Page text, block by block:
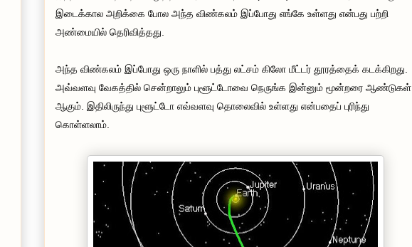
இடைக்கால அறிக்கை போல அந்த விண்கலம் இப்போது எங்கே உள்ளது என்பது பற்றி
அண்மையில் தெரிவித்தது.
அந்த விண்கலம் இப்போது ஒரு நாளில் பத்து லட்சம் கிலோ மீட்டர் தூரத்தைக் கடக்கிறது.
அவ்வளவு வேகத்தில் சென்றாலும் புளூட்டோவை நெருங்க இன்னும் மூன்றரை ஆண்டுகள்
ஆகும். இதிலிருந்து புளூட்டோ எவ்வளவு தொலைவில் உள்ளது என்பதைப் புரிந்து
கொள்ளலாம்.